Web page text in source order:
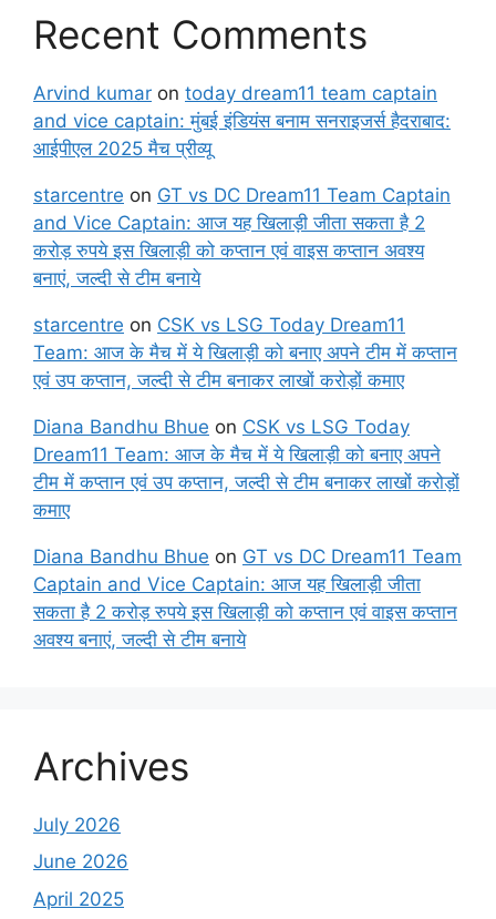
Recent Comments
Arvind kumar on today dream11 team captain
and vice captain: मुंबई इंडियंस बनाम सनराइजर्स हैदराबाद:
आईपीएल 2025 मैच प्रीव्यू
starcentre on GT vs DC Dream11 Team Captain
and Vice Captain: आज यह खिलाड़ी जीता सकता है 2
करोड़ रुपये इस खिलाड़ी को कप्तान एवं वाइस कप्तान अवश्य
बनाएं, जल्दी से टीम बनाये
starcentre on CSK vs LSG Today Dream11
Team: आज के मैच में ये खिलाड़ी को बनाए अपने टीम में कप्तान
एवं उप कप्तान, जल्दी से टीम बनाकर लाखों करोड़ों कमाए
Diana Bandhu Bhue on CSK vs LSG Today
Dream11 Team: आज के मैच में ये खिलाड़ी को बनाए अपने
टीम में कप्तान एवं उप कप्तान, जल्दी से टीम बनाकर लाखों करोड़ों
कमाए
Diana Bandhu Bhue on GT vs DC Dream11 Team
Captain and Vice Captain: आज यह खिलाड़ी जीता
सकता है 2 करोड़ रुपये इस खिलाड़ी को कप्तान एवं वाइस कप्तान
अवश्य बनाएं, जल्दी से टीम बनाये
Archives
July 2026
June 2026
April 2025